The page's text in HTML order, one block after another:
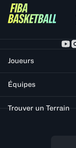
Joueurs
Équipes
Trouver un Terrain